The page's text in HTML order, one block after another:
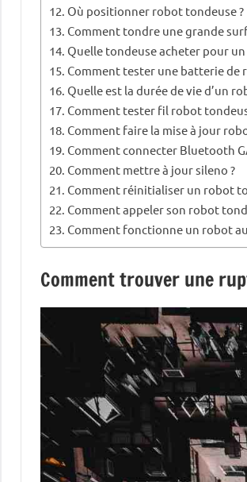
Où positionner robot tondeuse ?
Comment tondre une grande
Quelle tondeuse acheter pour
Comment tester une batterie de
Quelle est la durée de vie d’un
Comment tester fil robot
Comment faire la mise à jour
Comment connecter Bluetooth
Comment mettre à jour sileno ?
Comment réinitialiser un robot
Comment appeler son robot
Comment fonctionne un robot
Comment trouver une